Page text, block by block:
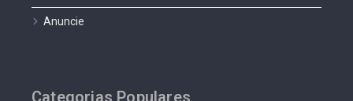
Anuncie
Categorias Populares